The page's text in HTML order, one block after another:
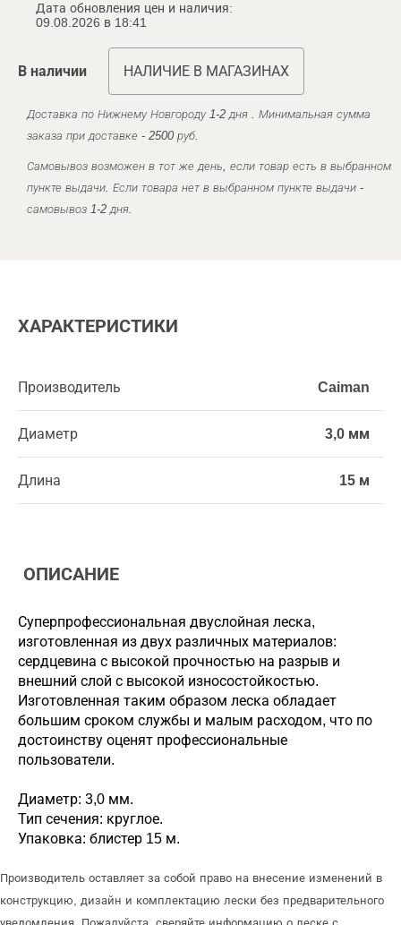
Дата обновления цен и наличия:
09.08.2026 в 18:41
В наличии НАЛИЧИЕ В МАГАЗИНАХ
Доставка по Нижнему Новгороду 1-2 дня . Минимальная сумма
заказа при доставке - 2500 руб.
Самовывоз возможен в тот же день, если товар есть в выбранном
пункте выдачи. Если товара нет в выбранном пункте выдачи -
самовывоз 1-2 дня.
ХАРАКТЕРИСТИКИ
Производитель Caiman
Диаметр 3,0 мм
Длина 15 м
ОПИСАНИЕ
Суперпрофессиональная двуслойная леска,
изготовленная из двух различных материалов:
сердцевина с высокой прочностью на разрыв и
внешний слой с высокой износостойкостью.
Изготовленная таким образом леска обладает
большим сроком службы и малым расходом, что по
достоинству оценят профессиональные
пользователи.
Диаметр: 3,0 мм.
Тип сечения: круглое.
Упаковка: блистер 15 м.
Производитель оставляет за собой право на внесение изменений в
конструкцию, дизайн и комплектацию лески без предварительного